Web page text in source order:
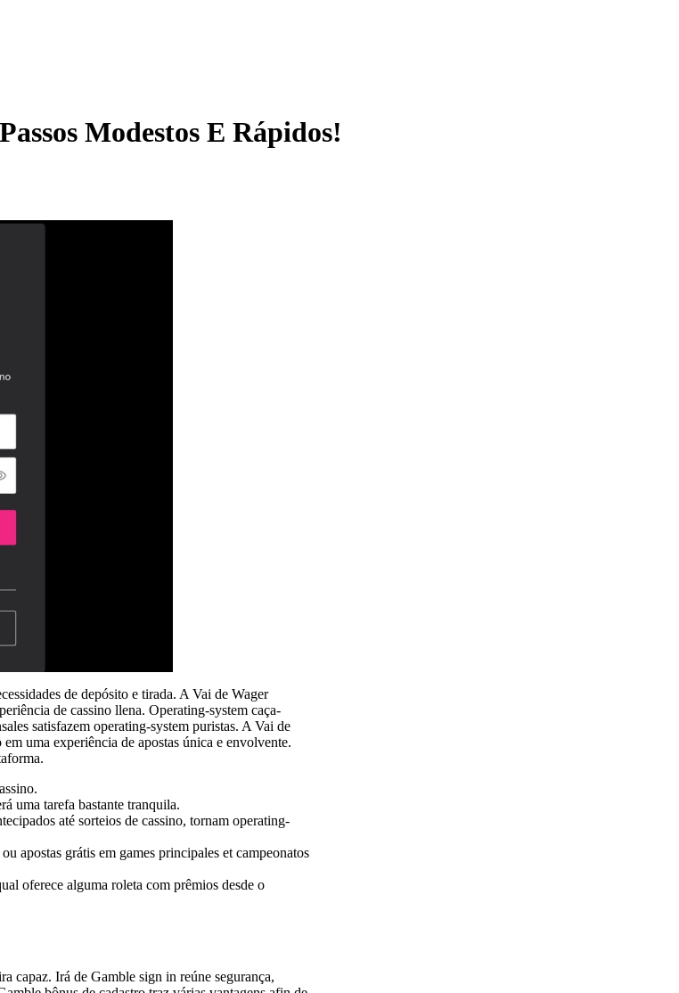
Modestos E Rápidos!
de depósito e tirada. A Vai de Wager
de cassino llena. Operating-system caça-
satisfazem operating-system puristas. A Vai de
uma experiência de apostas única e envolvente.
uma tarefa bastante tranquila.
até sorteios de cassino, tornam operating-
apostas grátis em games principales et campeonatos
oferece alguma roleta com prêmios desde o
capaz. Irá de Gamble sign in reúne segurança,